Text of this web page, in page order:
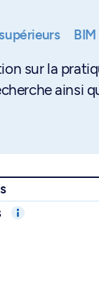
sur la
ainsi